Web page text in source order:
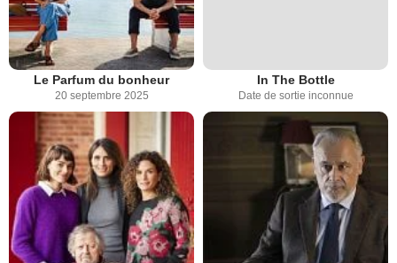
Le Parfum du bonheur
20 septembre 2025
In The Bottle
Date de sortie inconnue